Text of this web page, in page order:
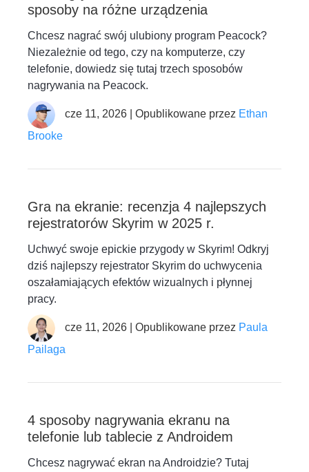
sposoby na różne urządzenia
Chcesz nagrać swój ulubiony program Peacock?
Niezależnie od tego, czy na komputerze, czy
telefonie, dowiedz się tutaj trzech sposobów
nagrywania na Peacock.
cze 11, 2026 | Opublikowane przez Ethan
Brooke
Gra na ekranie: recenzja 4 najlepszych
rejestratorów Skyrim w 2025 r.
Uchwyć swoje epickie przygody w Skyrim! Odkryj
dziś najlepszy rejestrator Skyrim do uchwycenia
oszałamiających efektów wizualnych i płynnej
pracy.
cze 11, 2026 | Opublikowane przez Paula
Pailaga
4 sposoby nagrywania ekranu na
telefonie lub tablecie z Androidem
Chcesz nagrywać ekran na Androidzie? Tutaj